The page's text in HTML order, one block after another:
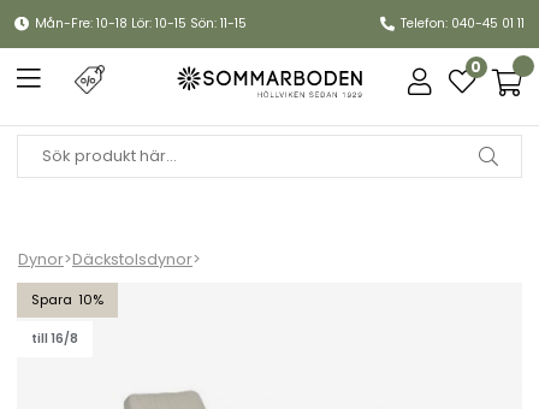
Mån-Fre: 10-18 Lör: 10-15 Sön: 11-15 Telefon: 040-45 01 11
0
Dynor>Däckstolsdynor>
10
till 16/8
Iduna däckstolsdyna - beige